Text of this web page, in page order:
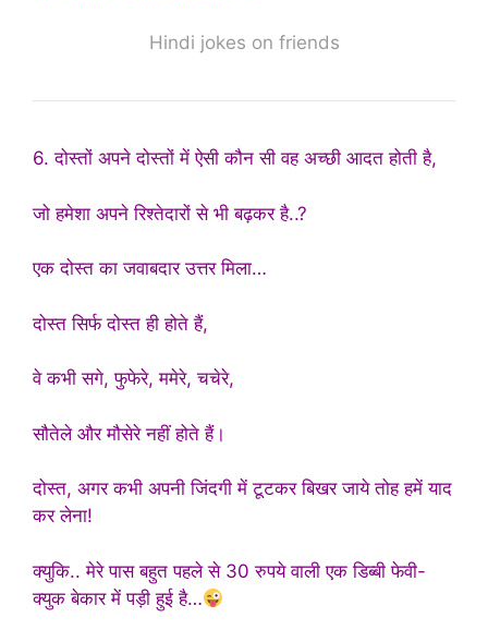
Hindi jokes on friends
6. दोस्तों अपने दोस्तों में ऐसी कौन सी वह अच्छी आदत होती है,
जो हमेशा अपने रिश्तेदारों से भी बढ़कर है..?
एक दोस्त का जवाबदार उत्तर मिला…
दोस्त सिर्फ दोस्त ही होते हैं,
वे कभी सगे, फुफेरे, ममेरे, चचेरे,
सौतेले और मौसेरे नहीं होते हैं।
दोस्त, अगर कभी अपनी जिंदगी में टूटकर बिखर जाये तोह हमें याद
कर लेना!
क्युकि.. मेरे पास बहुत पहले से 30 रुपये वाली एक डिब्बी फेवी-
क्युक बेकार में पड़ी हुई है…